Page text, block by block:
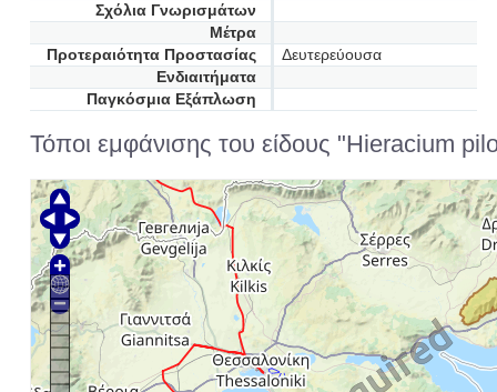
Σχόλια Γνωρισμάτων
Μέτρα
Προτεραιότητα Προστασίας
Δευτερεύουσα
Ενδιαιτήματα
Παγκόσμια Εξάπλωση
Τόποι εμφάνισης του είδους "Hieracium